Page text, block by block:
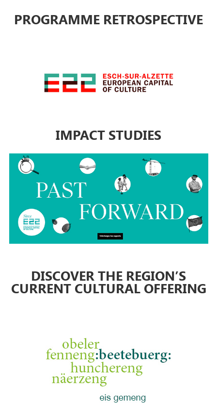
PROGRAMME RETROSPECTIVE
IMPACT STUDIES
DISCOVER THE REGION’S
CURRENT CULTURAL OFFERING